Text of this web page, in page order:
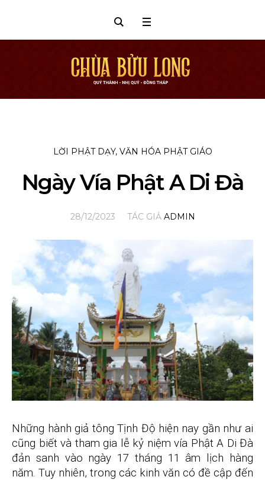
LỜI PHẬT DẠY, VĂN HÓA PHẬT GIÁO
Ngày Vía Phật A Di Đà
28/12/2023 TÁC GIẢ ADMIN
Những hành giả tông Tịnh Độ hiện nay gần như ai
cũng biết và tham gia lễ kỷ niệm vía Phật A Di Đà
đản sanh vào ngày 17 tháng 11 âm lịch hàng
năm. Tuy nhiên, trong các kinh văn có đề cập đến